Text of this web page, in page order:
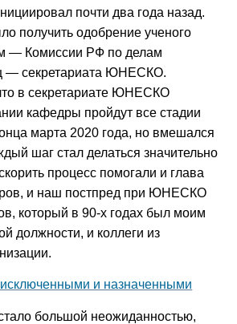
почти два года назад.
получить одобрение ученого
— Комиссии РФ по делам
секретариата ЮНЕСКО.
в секретариате ЮНЕСКО
кафедры пройдут все стадии
марта 2020 года, но вмешался
шаг стал делаться значительно
процесс помогали и глава
и наш постпред при ЮНЕСКО
который в 90-х годах был моим
должности, и коллеги из
исключенными и назначенными
большой неожиданностью,